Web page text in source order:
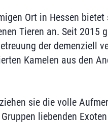
Ort in Hessen
Tieren an. Seit 2015
der demenziell
Kamelen aus den
sie die volle
liebenden